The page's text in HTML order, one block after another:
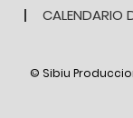
CALENDARIO
© Sibiu